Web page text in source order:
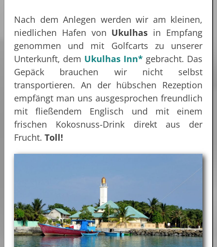
Nach dem Anlegen werden wir am kleinen,
niedlichen Hafen von Ukulhas in Empfang
genommen und mit Golfcarts zu unserer
Unterkunft, dem Ukulhas Inn* gebracht. Das
Gepäck brauchen wir nicht selbst
transportieren. An der hübschen Rezeption
empfängt man uns ausgesprochen freundlich
mit fließendem Englisch und mit einem
frischen Kokosnuss-Drink direkt aus der
Frucht. Toll!